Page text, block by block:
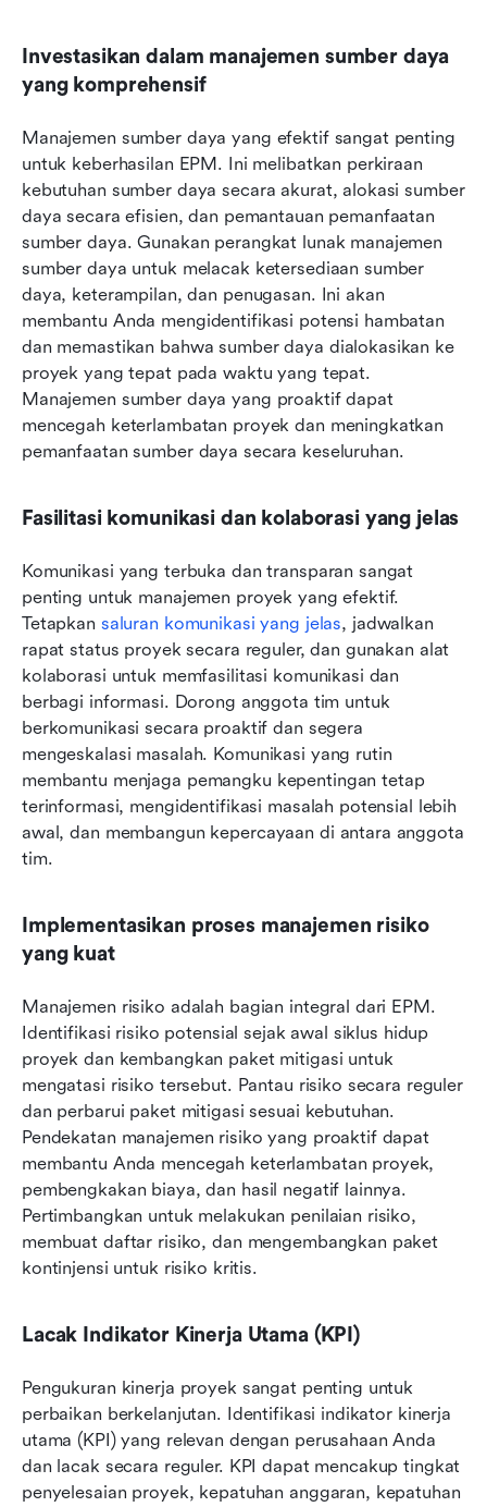
Investasikan dalam manajemen sumber daya
yang komprehensif
Manajemen sumber daya yang efektif sangat penting
untuk keberhasilan EPM. Ini melibatkan perkiraan
kebutuhan sumber daya secara akurat, alokasi sumber
daya secara efisien, dan pemantauan pemanfaatan
sumber daya. Gunakan perangkat lunak manajemen
sumber daya untuk melacak ketersediaan sumber
daya, keterampilan, dan penugasan. Ini akan
membantu Anda mengidentifikasi potensi hambatan
dan memastikan bahwa sumber daya dialokasikan ke
proyek yang tepat pada waktu yang tepat.
Manajemen sumber daya yang proaktif dapat
mencegah keterlambatan proyek dan meningkatkan
pemanfaatan sumber daya secara keseluruhan.
Fasilitasi komunikasi dan kolaborasi yang jelas
Komunikasi yang terbuka dan transparan sangat
penting untuk manajemen proyek yang efektif.
Tetapkan saluran komunikasi yang jelas, jadwalkan
rapat status proyek secara reguler, dan gunakan alat
kolaborasi untuk memfasilitasi komunikasi dan
berbagi informasi. Dorong anggota tim untuk
berkomunikasi secara proaktif dan segera
mengeskalasi masalah. Komunikasi yang rutin
membantu menjaga pemangku kepentingan tetap
terinformasi, mengidentifikasi masalah potensial lebih
awal, dan membangun kepercayaan di antara anggota
tim.
Implementasikan proses manajemen risiko
yang kuat
Manajemen risiko adalah bagian integral dari EPM.
Identifikasi risiko potensial sejak awal siklus hidup
proyek dan kembangkan paket mitigasi untuk
mengatasi risiko tersebut. Pantau risiko secara reguler
dan perbarui paket mitigasi sesuai kebutuhan.
Pendekatan manajemen risiko yang proaktif dapat
membantu Anda mencegah keterlambatan proyek,
pembengkakan biaya, dan hasil negatif lainnya.
Pertimbangkan untuk melakukan penilaian risiko,
membuat daftar risiko, dan mengembangkan paket
kontinjensi untuk risiko kritis.
Lacak Indikator Kinerja Utama (KPI)
Pengukuran kinerja proyek sangat penting untuk
perbaikan berkelanjutan. Identifikasi indikator kinerja
utama (KPI) yang relevan dengan perusahaan Anda
dan lacak secara reguler. KPI dapat mencakup tingkat
penyelesaian proyek, kepatuhan anggaran, kepatuhan